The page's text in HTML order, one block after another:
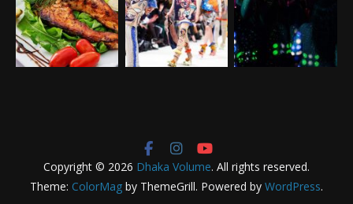
Copyright © 2026 Dhaka Volume. All rights reserved.
Theme: ColorMag by ThemeGrill. Powered by WordPress.